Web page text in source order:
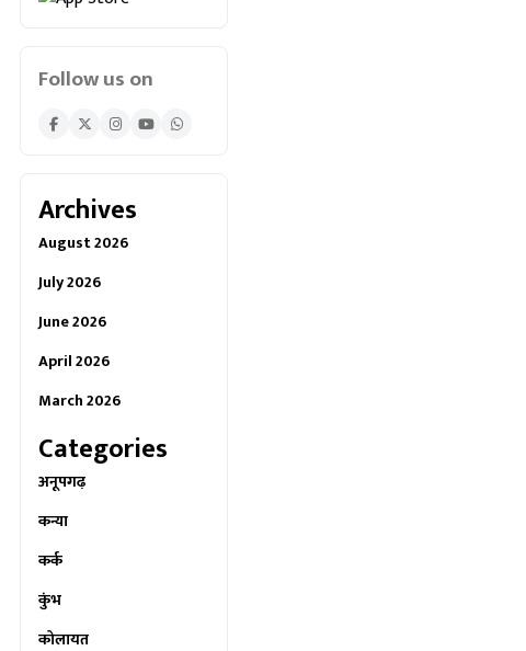
Follow us on
Archives
August 2026
July 2026
June 2026
April 2026
March 2026
Categories
अनूपगढ़
कन्या
कर्क
कुंभ
कोलायत